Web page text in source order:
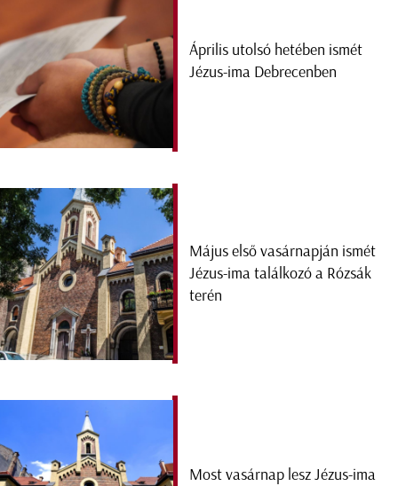
Április utolsó hetében ismét
Jézus-ima Debrecenben
Május első vasárnapján ismét
Jézus-ima találkozó a Rózsák
terén
Most vasárnap lesz Jézus-ima